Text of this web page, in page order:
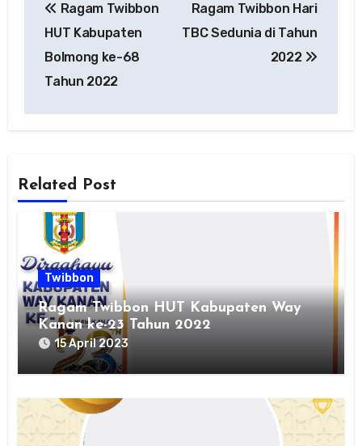
pos
Ragam Twibbon
HUT Kabupaten
Bolmong ke-68
Tahun 2022
Ragam Twibbon Hari
TBC Sedunia di Tahun
2022
Related Post
Twibbon
Ragam Twibbon HUT Kabupaten Way
Kanan ke-23 Tahun 2022
15 April 2023